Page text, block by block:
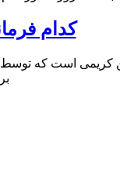
کدام
کریمی است که